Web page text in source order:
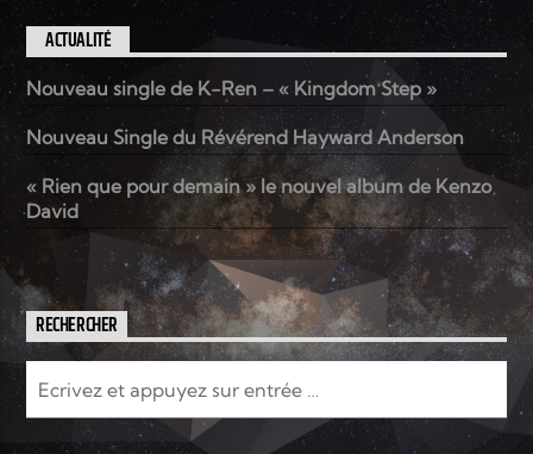
ACTUALITÉ
Nouveau single de K-Ren – « Kingdom Step »
Nouveau Single du Révérend Hayward Anderson
« Rien que pour demain » le nouvel album de Kenzo
David
RECHERCHER